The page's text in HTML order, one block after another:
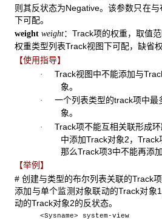
则其反状态为Negative。该参数只在
下可配。
weight weight：Track项的权重，取值
权重类型列表Track视图下可配，缺省
【使用指导】
· Track视图中不能添加与
象。
· 一个列表类型的track项中最
象。
· Track项不能互相关联形成环
中添加Track对象2，Track
那么Track项3中不能再添
【举例】
# 创建与类型的布尔列表关联的Track
添加与单个监测对象联动的Track对象
动的Track对象2的反状态。
<Sysname> system-view